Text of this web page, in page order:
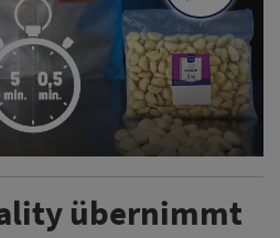
übernimmt